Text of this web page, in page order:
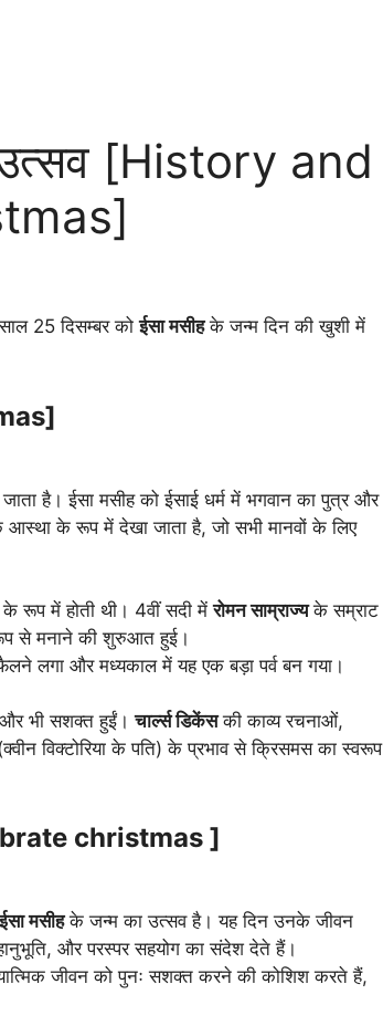
[History and
25 दिसम्बर कोईसा मसीहके जन्म दिन की खुशी में
है। ईसा मसीह को ईसाई धर्म में भगवान का पुत्र और
आस्था के रूप में देखा जाता है, जो सभी मानवों के लिए
रूप में होती थी। 4वीं सदी मेंरोमन साम्राज्यके सम्राट
से मनाने की शुरुआत हुई।
लगा और मध्यकाल में यह एक बड़ा पर्व बन गया।
और भी सशक्त हुईं।चार्ल्स डिकेंसकी काव्य रचनाओं,
विक्टोरिया के पति) के प्रभाव से क्रिसमस का स्वरूप
christmas ]
मसीहके जन्म का उत्सव है। यह दिन उनके जीवन
और परस्पर सहयोग का संदेश देते हैं।
जीवन को पुनः सशक्त करने की कोशिश करते हैं,